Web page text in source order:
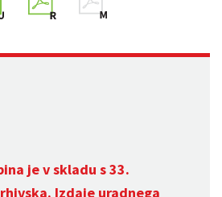
je v skladu s 33.
Izdaje uradnega